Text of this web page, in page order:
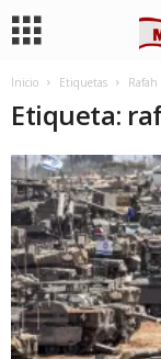
Inicio Etiquetas Rafah
Etiqueta: